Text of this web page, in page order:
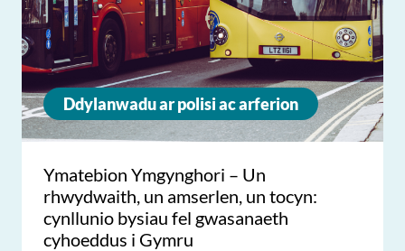
Ddylanwadu ar polisi ac arferion
Ymatebion Ymgynghori – Un
rhwydwaith, un amserlen, un tocyn:
cynllunio bysiau fel gwasanaeth
cyhoeddus i Gymru